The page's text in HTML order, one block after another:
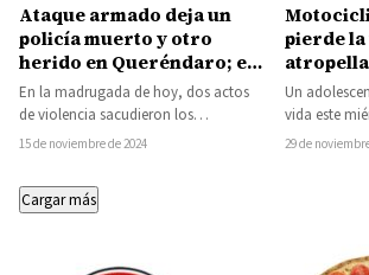
Ataque armado deja un
policía muerto y otro
herido en Queréndaro; el
palacio municipal de
Zinapécuaro sufre daños
por impacto de bala
En la madrugada de hoy, dos actos
de violencia sacudieron los
municipios de Queréndaro y
15 de noviembre de 2024
pierde
la Coca
Viña
Un
vida este
accidente
29 de
Cargar más